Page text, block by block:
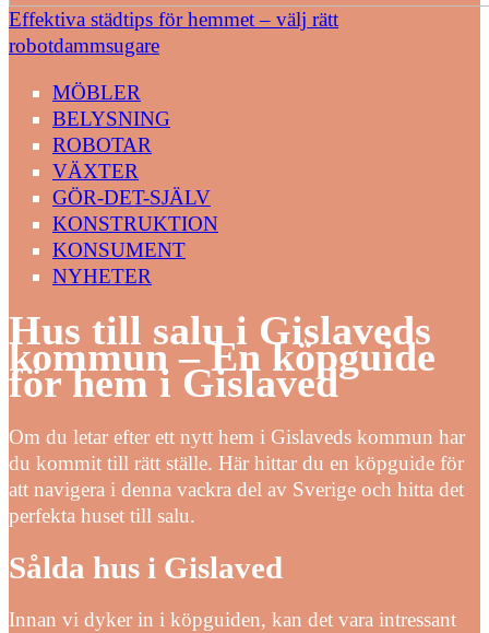
Effektiva städtips för hemmet – välj rätt
robotdammsugare
MÖBLER
BELYSNING
ROBOTAR
VÄXTER
GÖR-DET-SJÄLV
KONSTRUKTION
KONSUMENT
NYHETER
Hus till salu i Gislaveds
kommun – En köpguide
för hem i Gislaved
Om du letar efter ett nytt hem i Gislaveds kommun har
du kommit till rätt ställe. Här hittar du en köpguide för
att navigera i denna vackra del av Sverige och hitta det
perfekta huset till salu.
Sålda hus i Gislaved
Innan vi dyker in i köpguiden, kan det vara intressant